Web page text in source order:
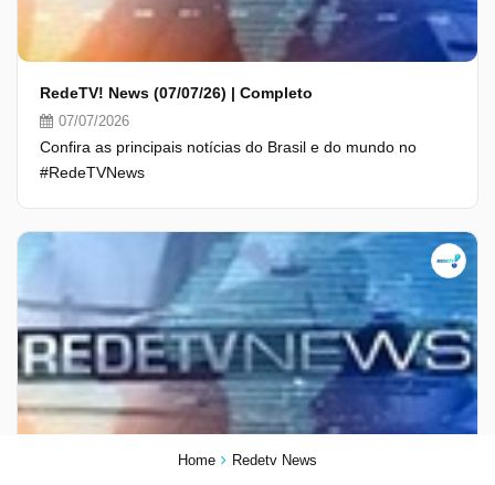
Home Redetv News
RedeTV! News (07/07/26) | Completo
07/07/2026
Confira as principais notícias do Brasil e do mundo no
#RedeTVNews